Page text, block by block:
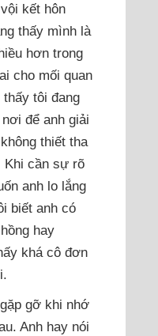
kết hôn
thấy mình là
hơn trong
cho mối quan
tôi đang
để anh giải
thiết tha
Khi cần sự rõ
anh lo lắng
biết anh có
hay
khá cô đơn
gỡ khi nhớ
Anh hay nói